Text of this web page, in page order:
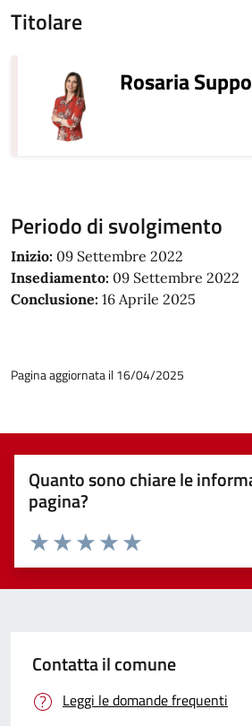
Titolare
Rosaria
Periodo di svolgimento
Inizio: 09 Settembre 2022
Insediamento: 09 Settembre 2022
Conclusione: 16 Aprile 2025
Pagina aggiornata il 16/04/2025
Quanto sono chiare le
pagina?
Valuta 5 stelle su 5
Valuta 4 stelle su 5
Valuta 3 stelle su 5
Valuta 2 stelle su 5
Valuta 1 stelle su 5
Contatta il comune
Leggi le domande frequenti